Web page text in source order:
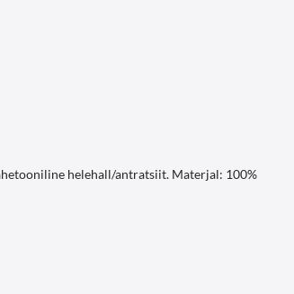
helehall/antratsiit. Materjal: 100%